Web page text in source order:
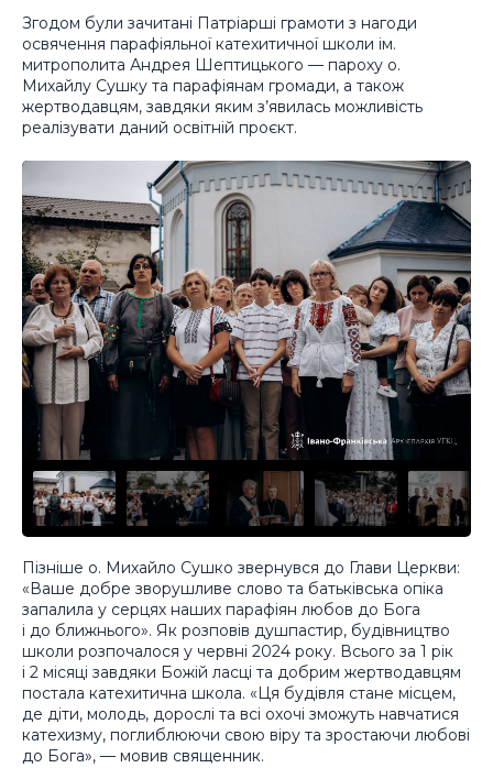
Згодом були зачитані Патріарші грамоти з нагоди
освячення парафіяльної катехитичної школи ім.
митрополита Андрея Шептицького — пароху о.
Михайлу Сушку та парафіянам громади, а також
жертводавцям, завдяки яким з’явилась можливість
реалізувати даний освітній проєкт.
Пізніше о. Михайло Сушко звернувся до Глави Церкви:
«Ваше добре зворушливе слово та батьківська опіка
запалила у серцях наших парафіян любов до Бога
і до ближнього». Як розповів душпастир, будівництво
школи розпочалося у червні 2024 року. Всього за 1 рік
і 2 місяці завдяки Божій ласці та добрим жертводавцям
постала катехитична школа. «Ця будівля стане місцем,
де діти, молодь, дорослі та всі охочі зможуть навчатися
катехизму, поглиблюючи свою віру та зростаючи любові
до Бога», — мовив священник.